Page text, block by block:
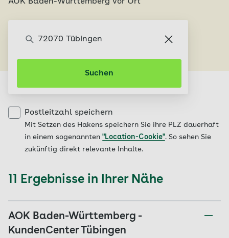
Suchen
Postleitzahl speichern
Mit Setzen des Hakens speichern Sie ihre PLZ dauerhaft
in einem sogenannten "Location-Cookie". So sehen Sie
zukünftig direkt relevante Inhalte.
11 Ergebnisse in Ihrer Nähe
AOK Baden-Württemberg -
KundenCenter Tübingen